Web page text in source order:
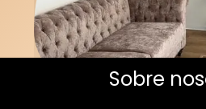
Sobre